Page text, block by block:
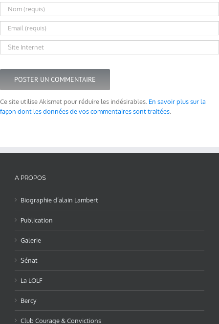
Ce site utilise Akismet pour réduire les indésirables. En savoir plus sur la
façon dont les données de vos commentaires sont traitées
A PROPOS
Biographie d’alain Lambert
Publication
Galerie
Sénat
La LOLF
Bercy
Club Courage & Convictions